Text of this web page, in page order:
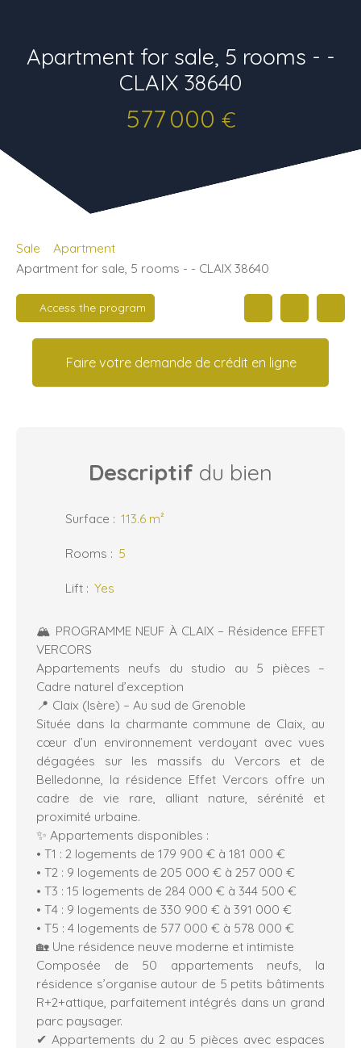
Apartment for sale, 5 rooms - -
CLAIX 38640
577 000 €
Sale
Apartment
Apartment for sale, 5 rooms - - CLAIX 38640
Access the program
Faire votre demande de crédit en ligne
Descriptif du bien
Surface : 113.6 m²
Rooms : 5
Lift : Yes
🏔️ PROGRAMME NEUF À CLAIX – Résidence EFFET
VERCORS
Appartements neufs du studio au 5 pièces –
Cadre naturel d’exception
📍 Claix (Isère) – Au sud de Grenoble
Située dans la charmante commune de Claix, au
cœur d’un environnement verdoyant avec vues
dégagées sur les massifs du Vercors et de
Belledonne, la résidence Effet Vercors offre un
cadre de vie rare, alliant nature, sérénité et
proximité urbaine.
✨ Appartements disponibles :
• T1 : 2 logements de 179 900 € à 181 000 €
• T2 : 9 logements de 205 000 € à 257 000 €
• T3 : 15 logements de 284 000 € à 344 500 €
• T4 : 9 logements de 330 900 € à 391 000 €
• T5 : 4 logements de 577 000 € à 578 000 €
🏡 Une résidence neuve moderne et intimiste
Composée de 50 appartements neufs, la
résidence s’organise autour de 5 petits bâtiments
R+2+attique, parfaitement intégrés dans un grand
parc paysager.
✔ Appartements du 2 au 5 pièces avec espaces